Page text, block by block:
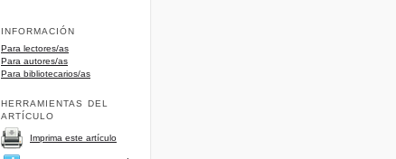
INFORMACIÓN
Para lectores/as
Para autores/as
Para bibliotecarios/as
HERRAMIENTAS DEL
ARTÍCULO
Imprima este artículo